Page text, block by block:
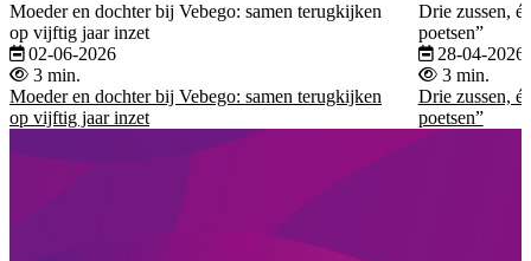
Moeder en dochter bij Vebego: samen terugkijken
op vijftig jaar inzet
02-06-2026
3 min.
Moeder en dochter bij Vebego: samen terugkijken
op vijftig jaar inzet
Drie zussen,
poetsen”
28-04-2026
3 min.
Drie zussen,
poetsen”